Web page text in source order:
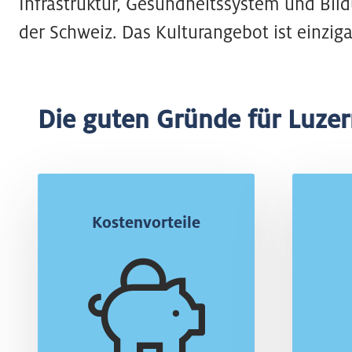
der Schweiz. Das Kulturangebot ist
Die guten Gründe für
Kostenvorteile
und attraktiven
Immobilienpreisen ist
ausschlaggebend.